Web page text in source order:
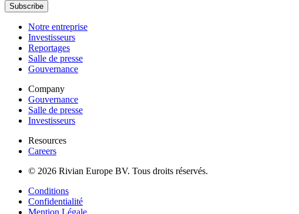
Subscribe
Notre entreprise
Investisseurs
Reportages
Salle de presse
Gouvernance
Company
Gouvernance
Salle de presse
Investisseurs
Resources
Careers
© 2026 Rivian Europe BV. Tous droits réservés.
Conditions
Confidentialité
Mention Légale